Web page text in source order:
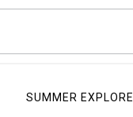
SUMMER EXPLORE